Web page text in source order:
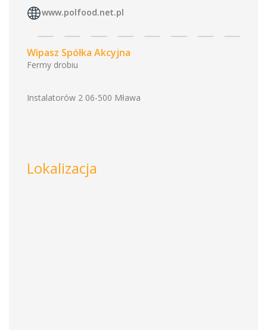
www.polfood.net.pl
Wipasz Spółka Akcyjna
Fermy drobiu
Instalatorów 2 06-500 Mława
Lokalizacja